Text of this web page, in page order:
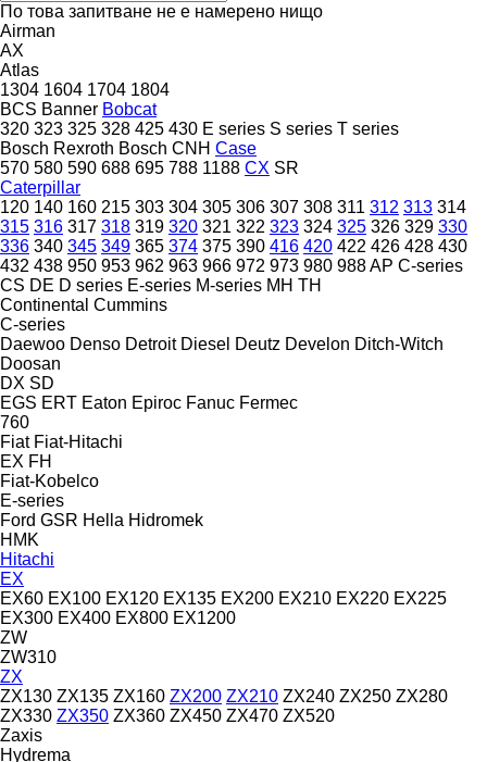
По това запитване не е намерено нищо
Airman
AX
Atlas
1304 1604 1704 1804
BCS Banner Bobcat
320 323 325 328 425 430 E series S series T series
Bosch Rexroth Bosch CNH Case
570 580 590 688 695 788 1188 CX SR
Caterpillar
120 140 160 215 303 304 305 306 307 308 311 312 313 314
315 316 317 318 319 320 321 322 323 324 325 326 329 330
336 340 345 349 365 374 375 390 416 420 422 426 428 430
432 438 950 953 962 963 966 972 973 980 988AP C-series
CS DE D series E-series M-series MH TH
Continental Cummins
C-series
Daewoo Denso Detroit Diesel Deutz Develon Ditch-Witch
Doosan
DX SD
EGS ERT Eaton Epiroc Fanuc Fermec
760
Fiat Fiat-Hitachi
EX FH
Fiat-Kobelco
E-series
Ford GSR Hella Hidromek
HMK
Hitachi
EX
EX60 EX100 EX120 EX135 EX200 EX210 EX220 EX225
EX300 EX400 EX800 EX1200
ZW
ZW310
ZX
ZX130 ZX135 ZX160 ZX200 ZX210 ZX240 ZX250 ZX280
ZX330 ZX350 ZX360 ZX450 ZX470 ZX520
Zaxis
Hydrema